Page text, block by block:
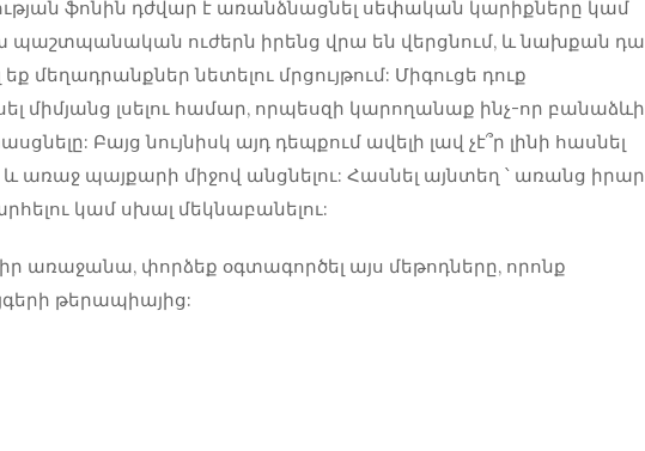
ֆոնին դժվար է առանձնացնել սեփական կարիքները կամ
ուժերն իրենց վրա են վերցնում, և նախքան դա
մեղադրանքներ նետելու մրցույթում: Միգուցե դուք
միմյանց լսելու համար, որպեսզի կարողանաք ինչ-որ բանաձևի
Բայց նույնիսկ այդ դեպքում ավելի լավ չէ՞ր լինի հասնել
առաջ պայքարի միջով անցնելու: Հասնել այնտեղ ՝ առանց իրար
կամ սխալ մեկնաբանելու:
առաջանա, փորձեք օգտագործել այս մեթոդները, որոնք
թերապիայից: